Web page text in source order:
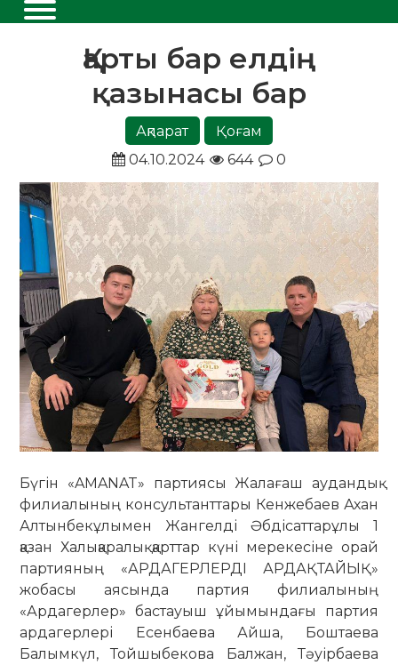
Қарты бар елдің
қазынасы бар
Ақпарат
Қоғам
04.10.2024
644 0
Бүгін «AMANAT» партиясы Жалағаш аудандық
филиалының консультанттары Кенжебаев Ахан
Алтынбекұлымен Жангелді Әбдісаттарұлы 1
қазан Халықаралық қарттар күні мерекесіне орай
партияның «АРДАГЕРЛЕРДІ АРДАҚТАЙЫҚ»
жобасы аясында партия филиалының
«Ардагерлер» бастауыш ұйымындағы партия
ардагерлері Есенбаева Айша, Боштаева
Балымкүл, Тойшыбекова Балжан, Тәуірбаева